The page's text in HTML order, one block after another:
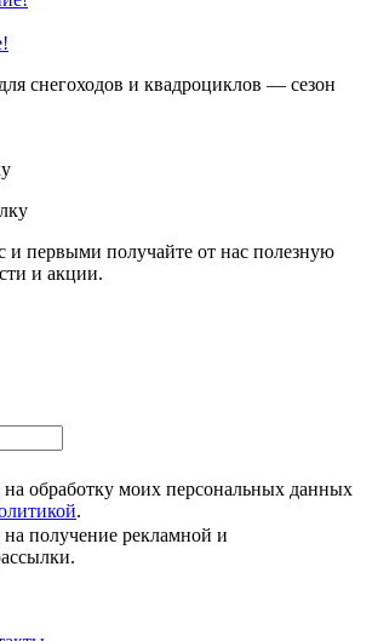
снегоходов и квадроциклов — сезон
и первыми получайте от нас полезную
и акции.
на обработку моих персональных данных
.
на получение рекламной и